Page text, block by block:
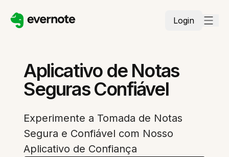
Login
Aplicativo de Notas
Seguras Confiável
Experimente a Tomada de Notas
Segura e Confiável com Nosso
Aplicativo de Confiança